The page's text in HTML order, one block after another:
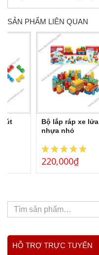
SẢN PHẨM LIÊN QUAN
nút
Bộ lắp ráp xe lửa
nhựa nhỏ
220,000₫
HỖ TRỢ TRỰC TUYẾN